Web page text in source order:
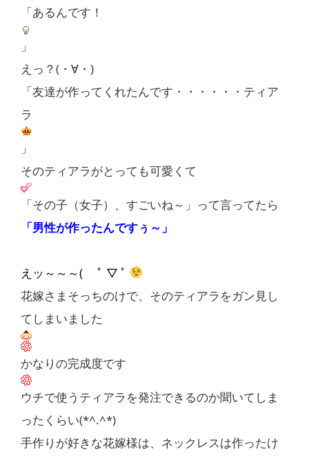
「あるんです！
」
えっ？(・∀・)
「友達が作ってくれたんです・・・・・・ティア
ラ
」
そのティアラがとっても可愛くて
「その子（女子）、すごいね～」って言ってたら
「男性が作ったんですぅ～」
えッ～～～( ﾟ ▽ ﾟ
花嫁さまそっちのけで、そのティアラをガン見し
てしまいました
かなりの完成度です
ウチで使うティアラを発注できるのか聞いてしま
ったくらい(*^.^*)
手作りが好きな花嫁様は、ネックレスは作ったけ